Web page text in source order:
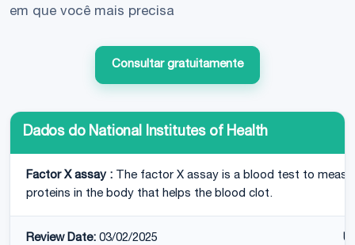
em que você mais precisa
Consultar gratuitamente
Dados do National Institutes of Health
Factor X assay : The factor X assay is a blood test to
proteins in the body that helps the blood clot.
Review Date: 03/02/2025